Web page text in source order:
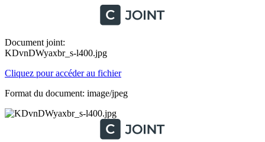
Document joint:
KDvnDWyaxbr_s-l400.jpg
Cliquez pour accéder au fichier
Format du document: image/jpeg